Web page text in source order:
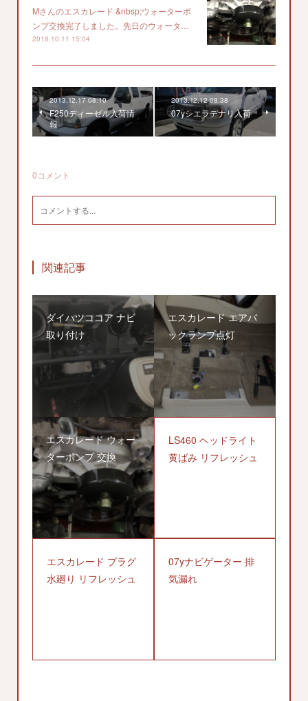
Mさんのエスカレード &nbsp;ウォーターポ
ンプ交換完了しました。先日のウォータ…
2018.10.11 15:04
2013.12.17 08:10
F250ディーゼル入荷情
報
2013.12.12 08:38
07yシエラデナリ入荷
0コメント
関連記事
ダイハツココア ナビ
取り付け
エスカレード エアバ
ックランプ点灯
エスカレード ウォー
ターポンプ 交換
LS460 ヘッドライト
黄ばみ リフレッシュ
エスカレード プラグ
水廻り リフレッシュ
07yナビゲーター 排
気漏れ